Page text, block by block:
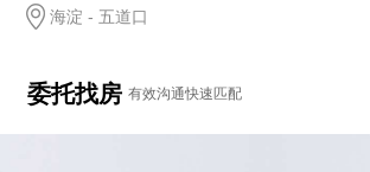
海淀 - 五道口
委托找房 有效沟通快速匹配